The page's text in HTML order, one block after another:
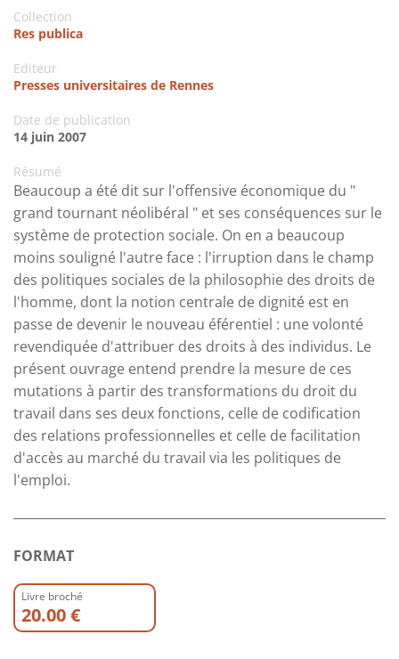
Collection
Res publica
Editeur
Presses universitaires de Rennes
Date de publication
14 juin 2007
Résumé
Beaucoup a été dit sur l'offensive économique du "
grand tournant néolibéral " et ses conséquences sur le
système de protection sociale. On en a beaucoup
moins souligné l'autre face : l'irruption dans le champ
des politiques sociales de la philosophie des droits de
l'homme, dont la notion centrale de dignité est en
passe de devenir le nouveau éférentiel : une volonté
revendiquée d'attribuer des droits à des individus. Le
présent ouvrage entend prendre la mesure de ces
mutations à partir des transformations du droit du
travail dans ses deux fonctions, celle de codiﬁcation
des relations professionnelles et celle de facilitation
d'accès au marché du travail via les politiques de
l'emploi.
FORMAT
Livre broché
20.00 €